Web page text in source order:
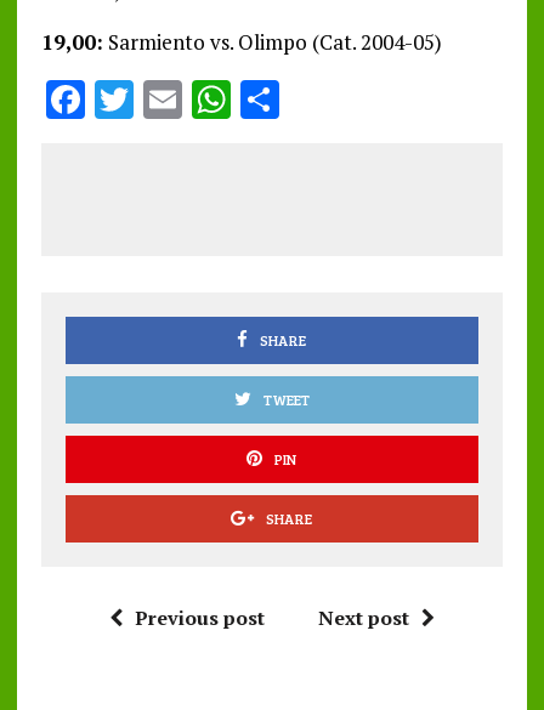
19,00: Sarmiento vs. Olimpo (Cat. 2004-05)
F
k
T E W
p
S
SHARE
TWEET
PIN
SHARE
Previous post Next post